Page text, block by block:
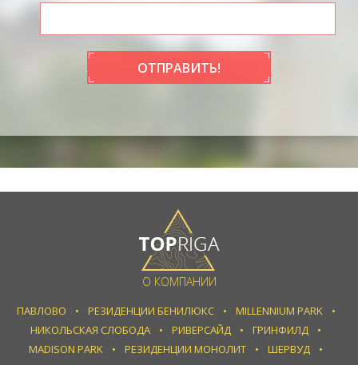
ОТПРАВИТЬ!
О КОМПАНИИ
ПАВЛОВО РЕЗИДЕНЦИИ БЕНИЛЮКС
MILLENNIUM PARK
НИКОЛЬСКАЯ СЛОБОДА
РИВЕРСАЙД
ГРИНФИЛД
MADISON PARK
РЕЗИДЕНЦИИ МОНОЛИТ
ШЕРВУД